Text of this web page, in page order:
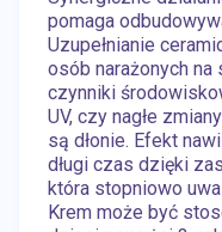
pomaga
Uzupełnianie
osób narażonych
czynniki
UV, czy nagłe
są dłonie. Efekt
długi czas dzięki
która stopniowo
Krem może być